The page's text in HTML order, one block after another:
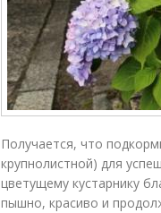
Получается, что
крупнолистной) для
цветущему кустарнику
пышно, красиво и